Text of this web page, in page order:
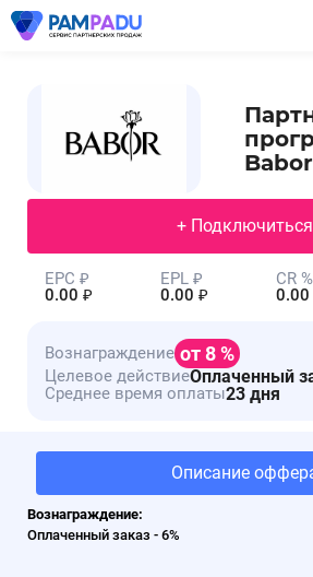
Babor
+ Подключиться
EPC ₽
0.00 ₽
EPL ₽
0.00 ₽
CR %
0.00
Вознаграждение от 8 %
Целевое действиеОплаченный
Среднее время оплаты23 дня
Описание
Вознаграждение:
Оплаченный заказ - 6%